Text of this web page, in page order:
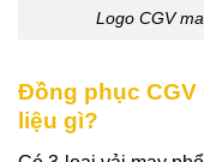
Logo CGV
Đồng phục
liệu gì?